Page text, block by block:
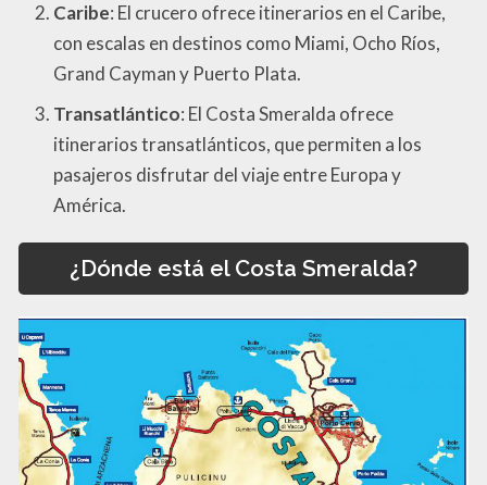
Caribe: El crucero ofrece itinerarios en el Caribe,
con escalas en destinos como Miami, Ocho Ríos,
Grand Cayman y Puerto Plata.
Transatlántico: El Costa Smeralda ofrece
itinerarios transatlánticos, que permiten a los
pasajeros disfrutar del viaje entre Europa y
América.
¿Dónde está el Costa Smeralda?